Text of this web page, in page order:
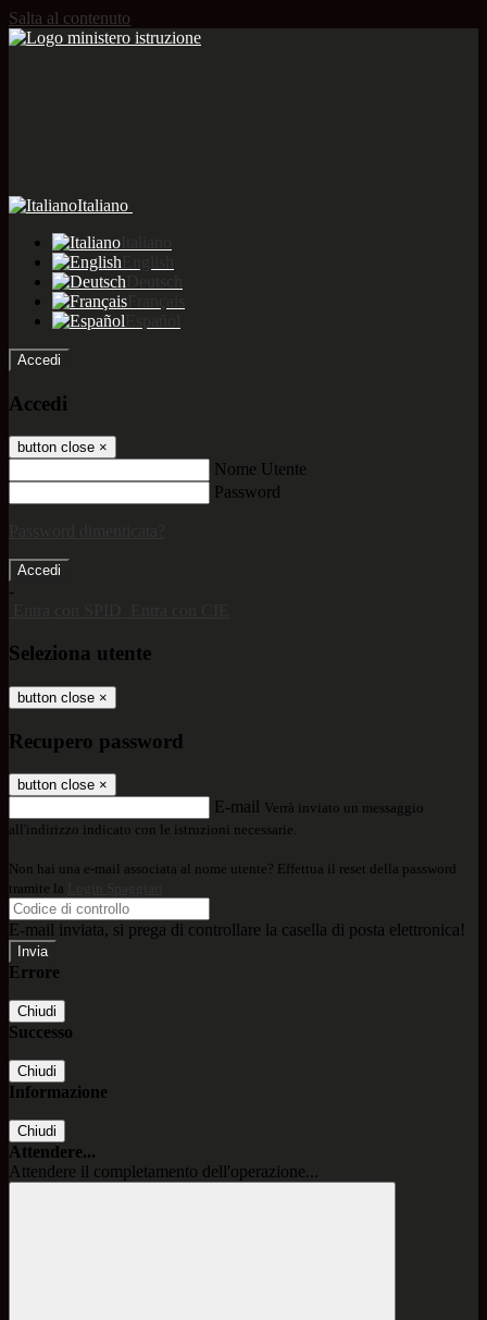
Salta al contenuto
Italiano
Accedi
Accedi
button close ×
Nome Utente
Password
-
Seleziona utente
button close ×
Recupero password
button close ×
E-mail Verrà inviato un messaggio
all'indirizzo indicato con le istruzioni necessarie.
Non hai una e-mail associata al nome utente? Effettua il reset della password
tramite la
E-mail inviata, si prega di controllare la casella di posta elettronica!
Errore
Chiudi
Successo
Chiudi
Informazione
Chiudi
Attendere...
Attendere il completamento dell'operazione...